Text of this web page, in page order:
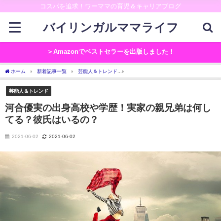
コスパを追求！ワーママの育児＆キャリアブログ
バイリンガルママライフ
＞Amazonでベストセラーを出版しました！
ホーム 新着記事一覧 芸能人＆トレンド
芸能人＆トレンド
河合優実の出身高校や学歴！実家の親兄弟は何し
てる？彼氏はいるの？
2021-06-02 2021-06-02